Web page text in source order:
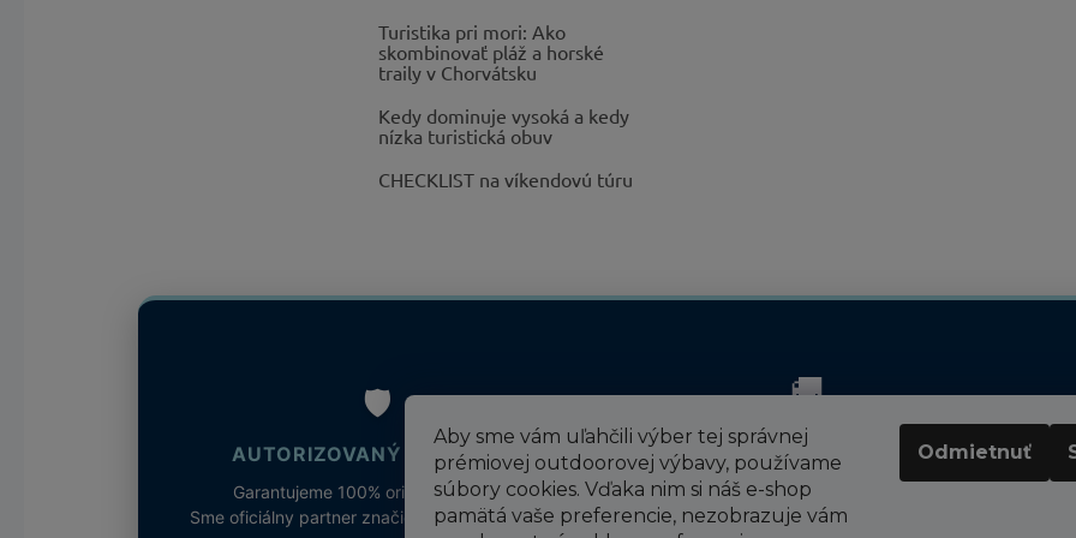
Aby sme vám uľahčili výber tej správnej
prémiovej outdoorovej výbavy, používame
súbory cookies. Vďaka nim si náš e-shop
pamätá vaše preferencie, nezobrazuje vám
Odmietnuť
Turistika pri mori: Ako
skombinovať pláž a horské
traily v Chorvátsku
Kedy dominuje vysoká a kedy
nízka turistická obuv
CHECKLIST na víkendovú túru
🛡️
AUTORIZOVANÝ PREDAJCA
Garantujeme 100% originalitu tovaru.
Sme oficiálny partner značiek Columbia a Sorel.
🚚
RÝCHLE DORUČENIE
Odosielame v pracovných dňoch do 24 hodín.
TERAZ DOPRAVA V RÁMCI SR 3,90 €. PRI NÁKUPE
NAD 200€ DOPRAVA ZADARMO!!!